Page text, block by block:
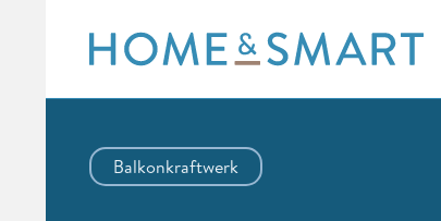
content
Balkonkraftwerk